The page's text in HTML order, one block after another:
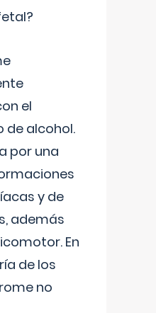
el
de alcohol.
por una
y de
además
En
de los
no